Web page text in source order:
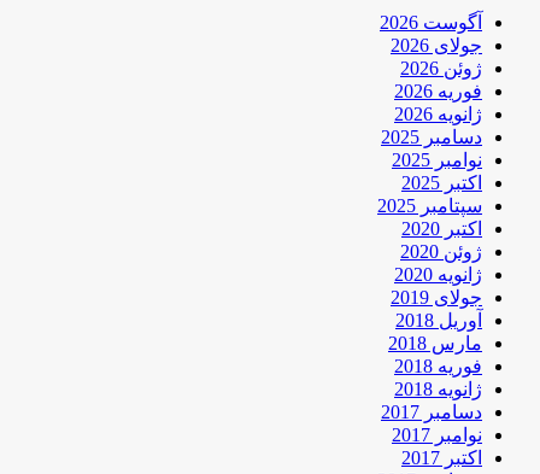
آگوست 2026
جولای 2026
ژوئن 2026
فوریه 2026
ژانویه 2026
دسامبر 2025
نوامبر 2025
اکتبر 2025
سپتامبر 2025
اکتبر 2020
ژوئن 2020
ژانویه 2020
جولای 2019
آوریل 2018
مارس 2018
فوریه 2018
ژانویه 2018
دسامبر 2017
نوامبر 2017
اکتبر 2017